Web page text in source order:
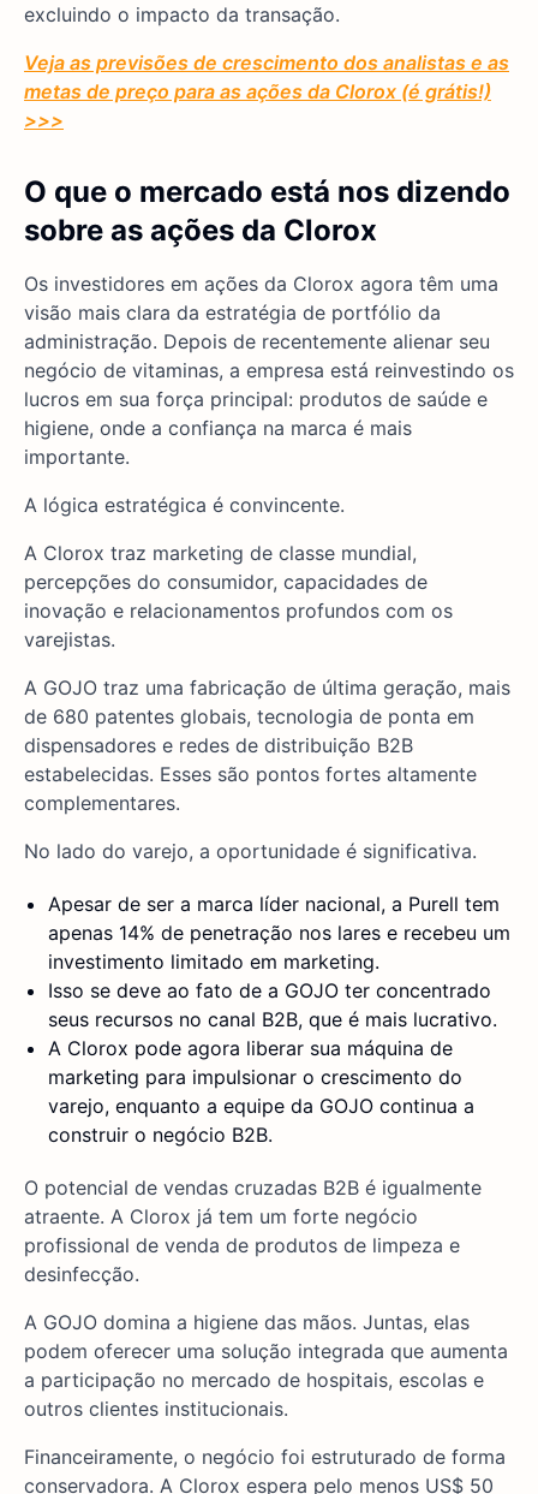
excluindo o impacto da transação.
Veja as previsões de crescimento dos analistas e as
metas de preço para as ações da Clorox (é grátis!)
>>>
O que o mercado está nos dizendo
sobre as ações da Clorox
Os investidores em ações da Clorox agora têm uma
visão mais clara da estratégia de portfólio da
administração. Depois de recentemente alienar seu
negócio de vitaminas, a empresa está reinvestindo os
lucros em sua força principal: produtos de saúde e
higiene, onde a confiança na marca é mais
importante.
A lógica estratégica é convincente.
A Clorox traz marketing de classe mundial,
percepções do consumidor, capacidades de
inovação e relacionamentos profundos com os
varejistas.
A GOJO traz uma fabricação de última geração, mais
de 680 patentes globais, tecnologia de ponta em
dispensadores e redes de distribuição B2B
estabelecidas. Esses são pontos fortes altamente
complementares.
No lado do varejo, a oportunidade é significativa.
Apesar de ser a marca líder nacional, a Purell tem
apenas 14% de penetração nos lares e recebeu um
investimento limitado em marketing.
Isso se deve ao fato de a GOJO ter concentrado
seus recursos no canal B2B, que é mais lucrativo.
A Clorox pode agora liberar sua máquina de
marketing para impulsionar o crescimento do
varejo, enquanto a equipe da GOJO continua a
construir o negócio B2B.
O potencial de vendas cruzadas B2B é igualmente
atraente. A Clorox já tem um forte negócio
profissional de venda de produtos de limpeza e
desinfecção.
A GOJO domina a higiene das mãos. Juntas, elas
podem oferecer uma solução integrada que aumenta
a participação no mercado de hospitais, escolas e
outros clientes institucionais.
Financeiramente, o negócio foi estruturado de forma
conservadora. A Clorox espera pelo menos US$ 50